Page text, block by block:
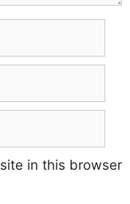
in this browser